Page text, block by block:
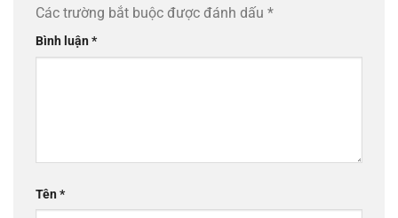
Các trường bắt buộc được đánh dấu *
Bình luận*
Tên*